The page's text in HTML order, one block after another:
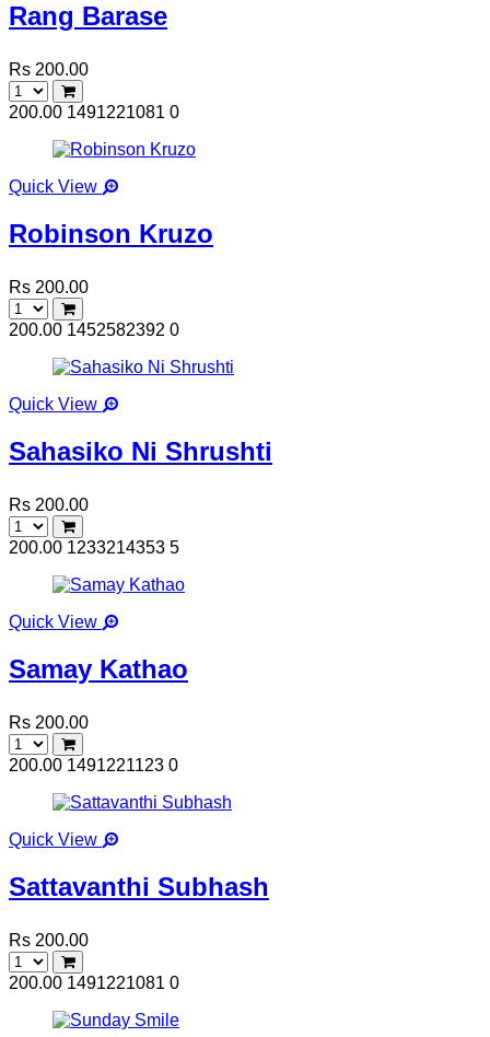
Rang Barase
Rs 200.00
200.00 1491221081 0
Quick View
Robinson Kruzo
Rs 200.00
200.00 1452582392 0
Quick View
Sahasiko Ni Shrushti
Rs 200.00
200.00 1233214353 5
Quick View
Samay Kathao
Rs 200.00
200.00 1491221123 0
Quick View
Sattavanthi Subhash
Rs 200.00
200.00 1491221081 0